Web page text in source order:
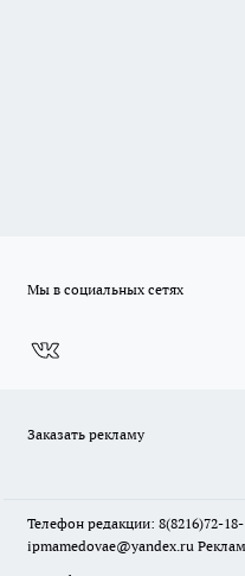
Мы в социальных сетях
Заказать рекламу
Телефон редакции: 8(8216)72-
ipmamedovae@yandex.ru